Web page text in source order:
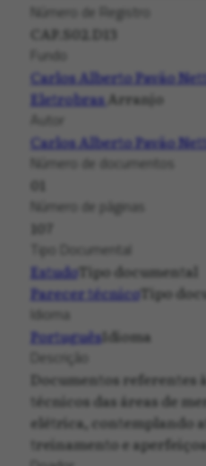
Número de Registro
CAP.S02.D13
Fundo
Carlos Alberto Pavão
Eletrobras Arranjo
Autor
Carlos Alberto Pavão
Número de documentos
01
Número de páginas
107
Tipo Documental
EstudoTipo documental
Parecer técnicoTipo
Idioma
PortuguêsIdioma
Descrição
Documentos referentes
técnicos das áreas de
elétrica, contemplando
treinamento e